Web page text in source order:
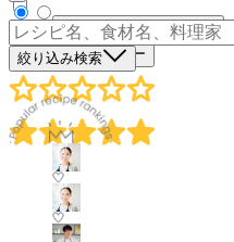
絞り込み検索
買い物リストに入れる
材料コピー